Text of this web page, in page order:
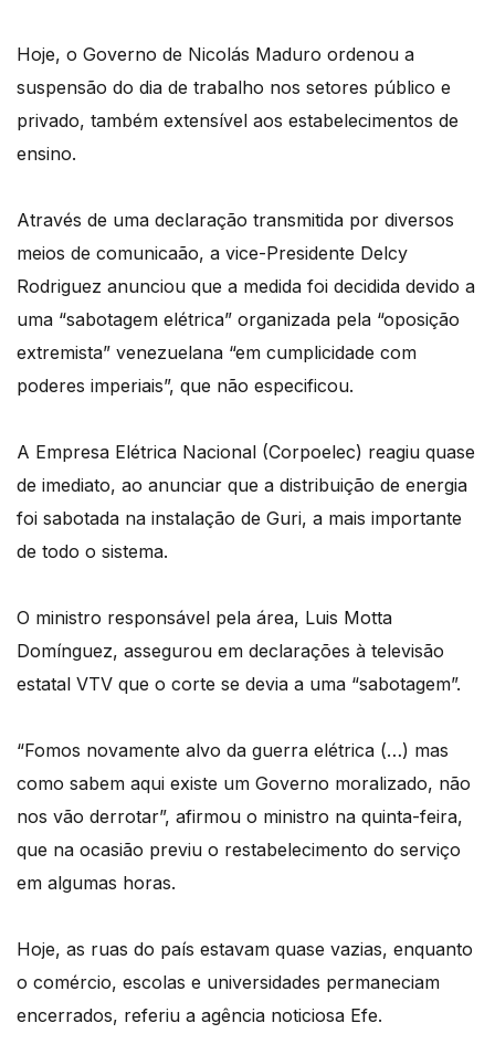
Hoje, o Governo de Nicolás Maduro ordenou a
suspensão do dia de trabalho nos setores público e
privado, também extensível aos estabelecimentos de
ensino.
Através de uma declaração transmitida por diversos
meios de comunicaão, a vice-Presidente Delcy
Rodriguez anunciou que a medida foi decidida devido a
uma “sabotagem elétrica” organizada pela “oposição
extremista” venezuelana “em cumplicidade com
poderes imperiais”, que não especificou.
A Empresa Elétrica Nacional (Corpoelec) reagiu quase
de imediato, ao anunciar que a distribuição de energia
foi sabotada na instalação de Guri, a mais importante
de todo o sistema.
O ministro responsável pela área, Luis Motta
Domínguez, assegurou em declarações à televisão
estatal VTV que o corte se devia a uma “sabotagem”.
“Fomos novamente alvo da guerra elétrica (…) mas
como sabem aqui existe um Governo moralizado, não
nos vão derrotar”, afirmou o ministro na quinta-feira,
que na ocasião previu o restabelecimento do serviço
em algumas horas.
Hoje, as ruas do país estavam quase vazias, enquanto
o comércio, escolas e universidades permaneciam
encerrados, referiu a agência noticiosa Efe.